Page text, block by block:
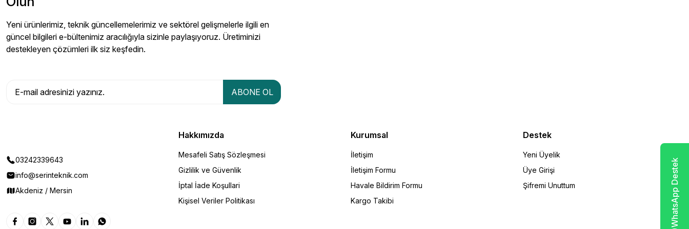
Yeni ürünlerimiz, teknik güncellemelerimiz ve sektörel gelişmelerle ilgili en
güncel bilgileri e-bültenimiz aracılığıyla sizinle paylaşıyoruz. Üretiminizi
destekleyen çözümleri ilk siz keşfedin.
ABONE OL
03242339643
info@serinteknik.com
Akdeniz / Mersin
Hakkımızda
Mesafeli Satış Sözleşmesi
Gizlilik ve Güvenlik
İptal İade Koşullari
Kişisel Veriler Politikası
Kurumsal
İletişim
İletişim Formu
Havale Bildirim Formu
Kargo Takibi
Destek
Yeni Üyelik
Üye Girişi
Şifremi Unuttum
WhatsApp Destek